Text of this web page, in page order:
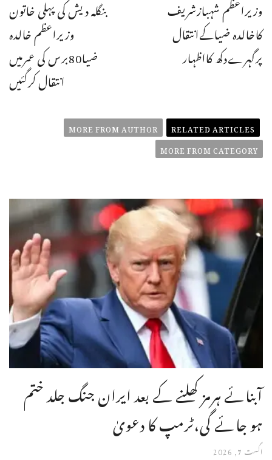
بنگلہ دیش کی پہلی خاتون
وزیراعظم خالدہ
ضیا80برس کی عمرمیں
انتقال کرگئیں
وزیراعظم شہبازشریف
کاخالدہ ضیاکےانتقال
پرگہرےدکھ کااظہار
RELATED ARTICLES
MORE FROM AUTHOR
MORE FROM CATEGORY
آبنائے ہرمز کھلنے کے بعد ایران جنگ جلد ختم
ہو جائے گی،ٹرمپ کا دعویٰ
اگست 7, 2026